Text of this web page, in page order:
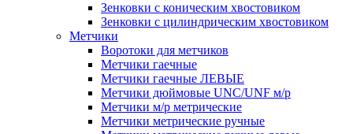
Зенковки с коническим хвостовиком
Зенковки с цилиндрическим хвостовиком
Метчики
Воротоки для метчиков
Метчики гаечные
Метчики гаечные ЛЕВЫЕ
Метчики дюймовые UNC/UNF м/р
Метчики м/р метрические
Метчики метрические ручные